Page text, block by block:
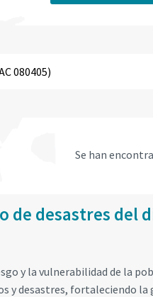
Se han
de desastres del
y la vulnerabilidad de la
y desastres, fortaleciendo la